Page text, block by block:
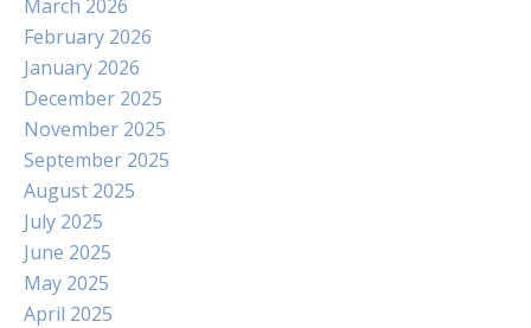
March 2026
February 2026
January 2026
December 2025
November 2025
September 2025
August 2025
July 2025
June 2025
May 2025
April 2025